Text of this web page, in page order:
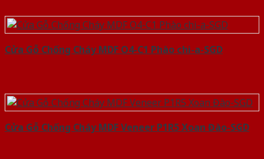
Cửa Gỗ Chống Cháy MDF O4-C1 Phào chi-a-SGD
Cửa Gỗ Chống Cháy MDF Veneer P1R5 Xoan Đào-SGD